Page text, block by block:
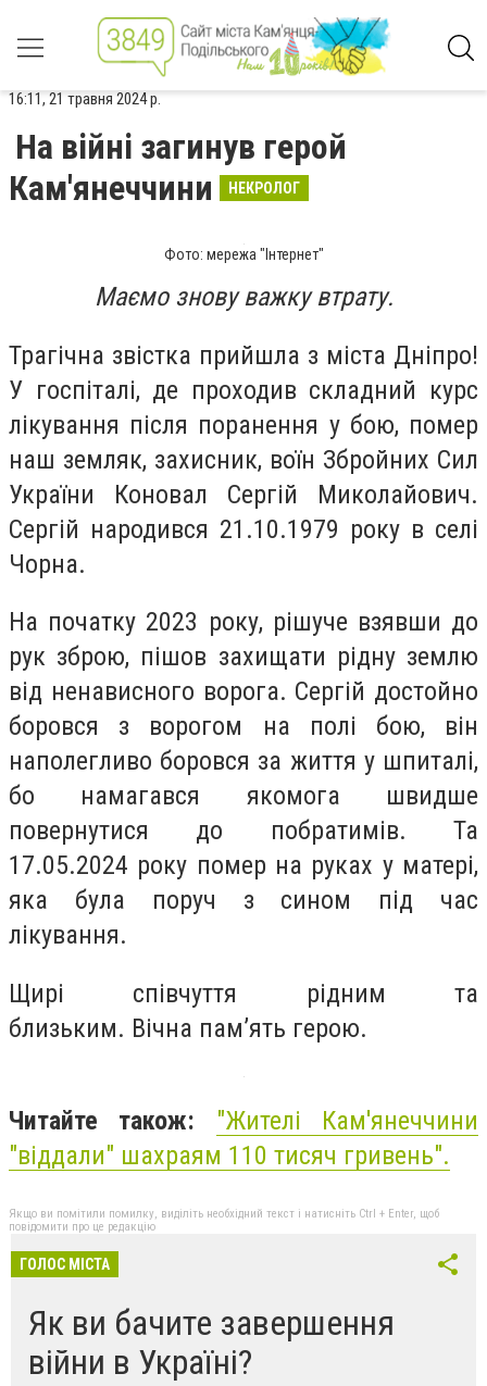
16:11, 21 травня 2024 р.
На війні загинув герой
Кам'янеччини
НЕКРОЛОГ
Фото: мережа "Інтернет"
Маємо знову важку втрату.
Трагічна звістка прийшла з міста Дніпро!
У госпіталі, де проходив складний курс
лікування після поранення у бою, помер
наш земляк, захисник, воїн Збройних Сил
України Коновал Сергій Миколайович.
Сергій народився 21.10.1979 року в селі
Чорна.
На початку 2023 року, рішуче взявши до
рук зброю, пішов захищати рідну землю
від ненависного ворога. Сергій достойно
боровся з ворогом на полі бою, він
наполегливо боровся за життя у шпиталі,
бо намагався якомога швидше
повернутися до побратимів. Та
17.05.2024 року помер на руках у матері,
яка була поруч з сином під час
лікування.
Щирі співчуття рідним та
близьким. Вічна пам’ять герою.
Читайте також: "Жителі Кам'янеччини
"віддали" шахраям 110 тисяч гривень".
Якщо ви помітили помилку, виділіть необхідний текст і натисніть Ctrl + Enter, щоб
повідомити про це редакцію
ГОЛОС МІСТА
Як ви бачите завершення
війни в Україні?